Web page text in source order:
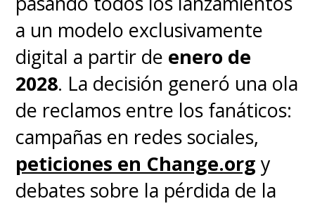
Preguntas frecuentes sobre
PS Plus
¿Cuándo salen los juegos de
PS Plus de julio 2026?Estarán
disponibles para descarga a
partir del 7 de julio de 2026.
a un modelo exclusivamente
digital a partir de enero de
2028. La decisión generó una ola
de reclamos entre los fanáticos:
campañas en redes sociales,
peticiones en Change.org y
debates sobre la pérdida de la